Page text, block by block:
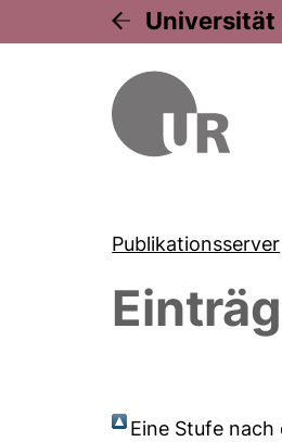
Universität
Publikationsserver
Eine Stufe nach